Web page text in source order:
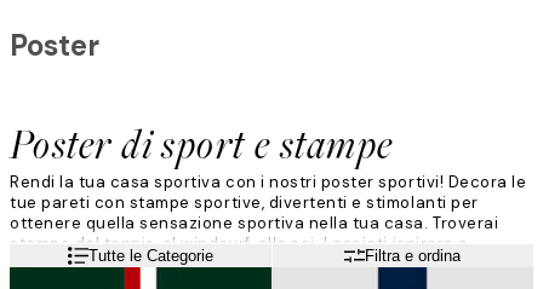
Poster di sport e stampe
Poster
Rendi la tua casa sportiva con i nostri poster sportivi! Decora le
tue pareti con stampe sportive, divertenti e stimolanti per
ottenere quella sensazione sportiva nella tua casa. Troverai
stampe dal tennis, al windsurf, allo sci. Lasciati ispirare e
preparati, pronti, via!
Leggi di piùTutte le Categorie Filtra e ordina